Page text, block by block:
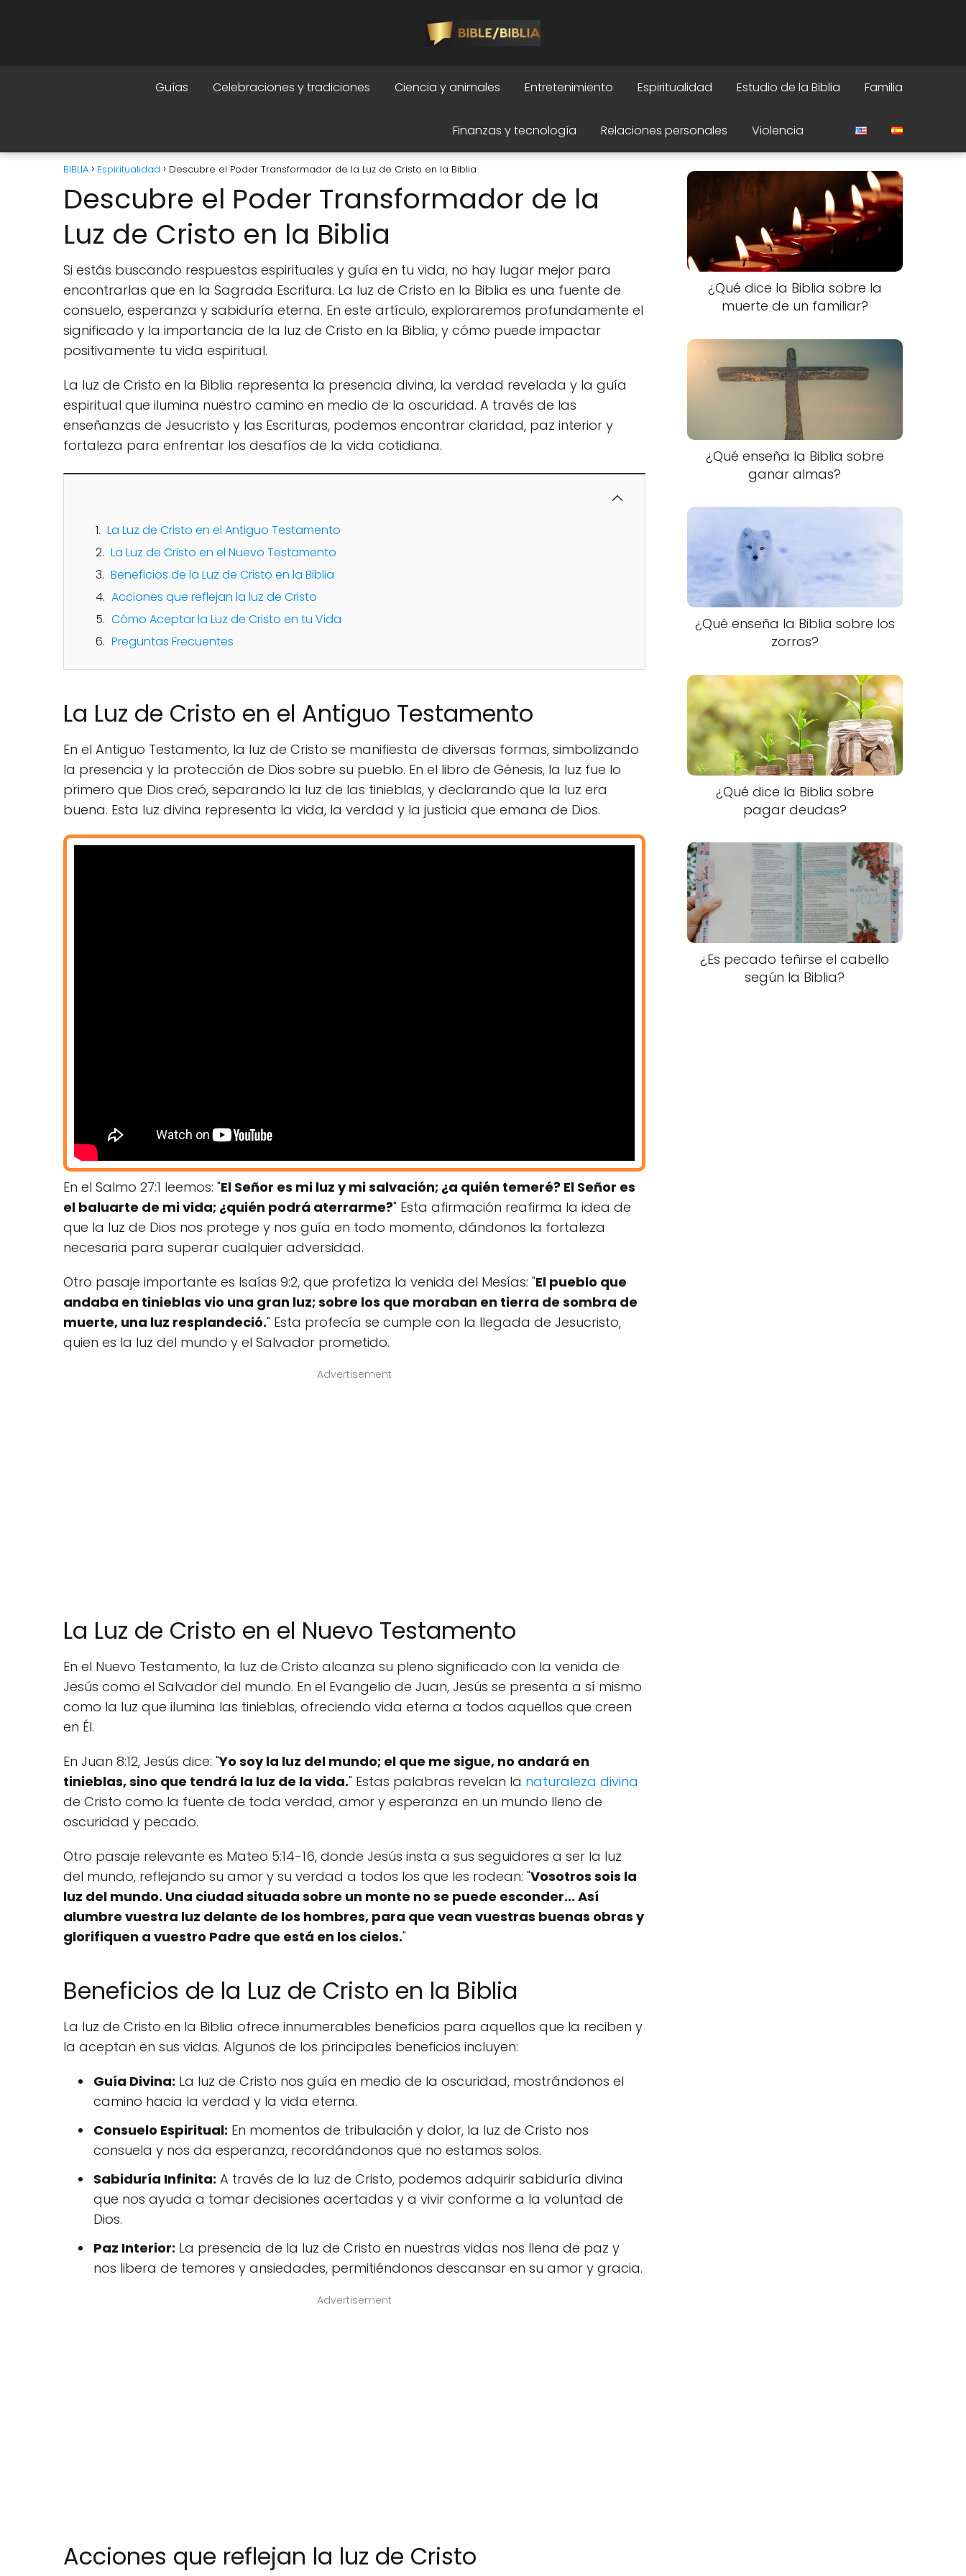
Guías Celebraciones y tradiciones Ciencia y animales Entretenimiento Espiritualidad Estudio de la Biblia Familia
Finanzas y tecnología Relaciones personales Violencia
BIBLIA Espiritualidad Descubre el Poder Transformador de la Luz de Cristo en la Biblia
Descubre el Poder Transformador de la
Luz de Cristo en la Biblia
Si estás buscando respuestas espirituales y guía en tu vida, no hay lugar mejor para
encontrarlas que en la Sagrada Escritura. La luz de Cristo en la Biblia es una fuente de
consuelo, esperanza y sabiduría eterna. En este artículo, exploraremos profundamente el
significado y la importancia de la luz de Cristo en la Biblia, y cómo puede impactar
positivamente tu vida espiritual.
La luz de Cristo en la Biblia representa la presencia divina, la verdad revelada y la guía
espiritual que ilumina nuestro camino en medio de la oscuridad. A través de las
enseñanzas de Jesucristo y las Escrituras, podemos encontrar claridad, paz interior y
fortaleza para enfrentar los desafíos de la vida cotidiana.
La Luz de Cristo en el Antiguo Testamento
La Luz de Cristo en el Nuevo Testamento
Beneficios de la Luz de Cristo en la Biblia
Acciones que reflejan la luz de Cristo
Cómo Aceptar la Luz de Cristo en tu Vida
Preguntas Frecuentes
La Luz de Cristo en el Antiguo Testamento
En el Antiguo Testamento, la luz de Cristo se manifiesta de diversas formas, simbolizando
la presencia y la protección de Dios sobre su pueblo. En el libro de Génesis, la luz fue lo
primero que Dios creó, separando la luz de las tinieblas, y declarando que la luz era
buena. Esta luz divina representa la vida, la verdad y la justicia que emana de Dios.
En el Salmo 27:1 leemos: "El Señor es mi luz y mi salvación; ¿a quién temeré? El Señor es
el baluarte de mi vida; ¿quién podrá aterrarme?" Esta afirmación reafirma la idea de
que la luz de Dios nos protege y nos guía en todo momento, dándonos la fortaleza
necesaria para superar cualquier adversidad.
Otro pasaje importante es Isaías 9:2, que profetiza la venida del Mesías: "El pueblo que
andaba en tinieblas vio una gran luz; sobre los que moraban en tierra de sombra de
muerte, una luz resplandeció." Esta profecía se cumple con la llegada de Jesucristo,
quien es la luz del mundo y el Salvador prometido.
Advertisement
La Luz de Cristo en el Nuevo Testamento
En el Nuevo Testamento, la luz de Cristo alcanza su pleno significado con la venida de
Jesús como el Salvador del mundo. En el Evangelio de Juan, Jesús se presenta a sí mismo
como la luz que ilumina las tinieblas, ofreciendo vida eterna a todos aquellos que creen
en Él.
En Juan 8:12, Jesús dice: "Yo soy la luz del mundo; el que me sigue, no andará en
tinieblas, sino que tendrá la luz de la vida." Estas palabras revelan la naturaleza divina
de Cristo como la fuente de toda verdad, amor y esperanza en un mundo lleno de
oscuridad y pecado.
Otro pasaje relevante es Mateo 5:14-16, donde Jesús insta a sus seguidores a ser la luz
del mundo, reflejando su amor y su verdad a todos los que les rodean: "Vosotros sois la
luz del mundo. Una ciudad situada sobre un monte no se puede esconder... Así
alumbre vuestra luz delante de los hombres, para que vean vuestras buenas obras y
glorifiquen a vuestro Padre que está en los cielos."
Beneficios de la Luz de Cristo en la Biblia
La luz de Cristo en la Biblia ofrece innumerables beneficios para aquellos que la reciben y
la aceptan en sus vidas. Algunos de los principales beneficios incluyen:
Guía Divina: La luz de Cristo nos guía en medio de la oscuridad, mostrándonos el
camino hacia la verdad y la vida eterna.
Consuelo Espiritual: En momentos de tribulación y dolor, la luz de Cristo nos
consuela y nos da esperanza, recordándonos que no estamos solos.
Sabiduría Infinita: A través de la luz de Cristo, podemos adquirir sabiduría divina
que nos ayuda a tomar decisiones acertadas y a vivir conforme a la voluntad de
Dios.
Paz Interior: La presencia de la luz de Cristo en nuestras vidas nos llena de paz y
nos libera de temores y ansiedades, permitiéndonos descansar en su amor y gracia.
Advertisement
Acciones que reflejan la luz de Cristo
¿Qué dice la Biblia sobre la
muerte de un familiar?
¿Qué enseña la Biblia sobre
ganar almas?
¿Qué enseña la Biblia sobre los
zorros?
¿Qué dice la Biblia sobre
pagar deudas?
¿Es pecado teñirse el cabello
según la Biblia?